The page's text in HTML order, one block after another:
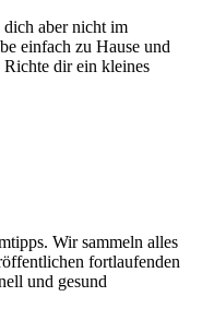
aber nicht im
einfach zu Hause und
dir ein kleines
Wir sammeln alles
fortlaufenden
und gesund